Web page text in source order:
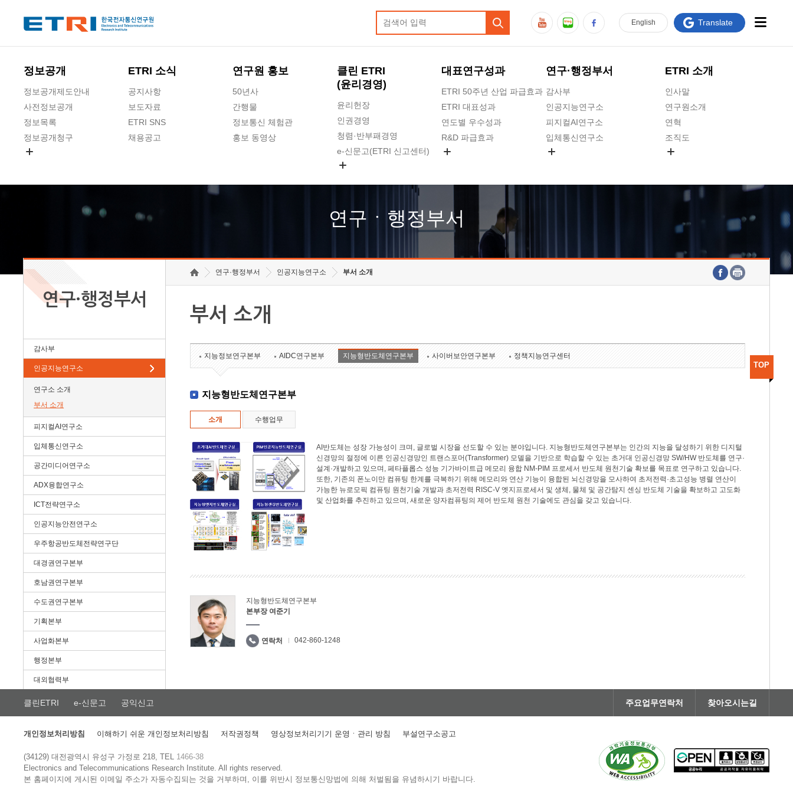
정보공개
정보공개제도안내
사전정보공개
정보목록
정보공개청구
ETRI 소식
공지사항
보도자료
ETRI SNS
채용공고
연구원 홍보
50년사
간행물
정보통신 체험관
홍보 동영상
클린 ETRI
(윤리경영)
윤리헌장
인권경영
청렴·반부패경영
e-신문고(ETRI 신고센터)
고객의소리
수의계약 현황
대표연구성과
ETRI 50주년 산업 파급효과
ETRI 대표성과
연도별 우수성과
R&D 파급효과
연구·행정부서
감사부
인공지능연구소
피지컬AI연구소
입체통신연구소
호남권연구본부
기획본부
ETRI 소개
인사말
연구원소개
연혁
조직도
연구원 고객헌장
주요업무연락처
English Translate
연구ㆍ행정부서
연구·행정부서
감사부
인공지능연구소
연구소 소개
부서 소개
피지컬AI연구소
입체통신연구소
공간미디어연구소
ADX융합연구소
ICT전략연구소
인공지능안전연구소
우주항공반도체전략연구단
대경권연구본부
호남권연구본부
수도권연구본부
기획본부
사업화본부
행정본부
대외협력부
연구·행정부서 인공지능연구소 부서 소개
부서 소개
지능정보연구본부 AIDC연구본부 지능형반도체연구본부 사이버보안연구본부 정책지능연구센터
지능형반도체연구본부
소개 수행업무
AI반도체는 성장 가능성이 크며, 글로벌 시장을 선도할 수 있는 분야입니다. 지능형반도체연구본부는 인간의 지능을 달성하기 위한 디지털
신경망의 절정에 이른 인공신경망인 트랜스포머(Transformer) 모델을 기반으로 학습할 수 있는 초거대 인공신경망 SW/HW 반도체를 연구·
설계·개발하고 있으며, 페타플롭스 성능 기가바이트급 메모리 융합 NM-PIM 프로세서 반도체 원천기술 확보를 목표로 연구하고 있습니다.
또한, 기존의 폰노이만 컴퓨팅 한계를 극복하기 위해 메모리와 연산 기능이 융합된 뇌신경망을 모사하여 초저전력·초고성능 병렬 연산이
가능한 뉴로모픽 컴퓨팅 원천기술 개발과 초저전력 RISC-V 엣지프로세서 및 생체, 물체 및 공간탐지 센싱 반도체 기술을 확보하고 고도화
및 산업화를 추진하고 있으며, 새로운 양자컴퓨팅의 제어 반도체 원천 기술에도 관심을 갖고 있습니다.
지능형반도체연구본부
본부장 여준기
연락처 042-860-1248
TOP
클린ETRI e-신문고 공익신고 주요업무연락처 찾아오시는길
개인정보처리방침 이해하기 쉬운 개인정보처리방침 저작권정책 영상정보처리기기 운영ㆍ관리 방침 부설연구소공고
(34129) 대전광역시 유성구 가정로 218, TEL 1466-38
Electronics and Telecommunications Research Institute.All rights reserved.
본 홈페이지에 게시된 이메일 주소가 자동수집되는 것을 거부하며, 이를 위반시 정보통신망법에 의해 처벌됨을 유념하시기 바랍니다.